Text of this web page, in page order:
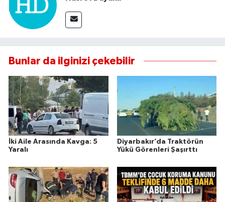
Bunlar da ilginizi çekebilir
İki Aile Arasında Kavga: 5
Yaralı
Diyarbakır’da Traktörün
Yükü Görenleri Şaşırttı